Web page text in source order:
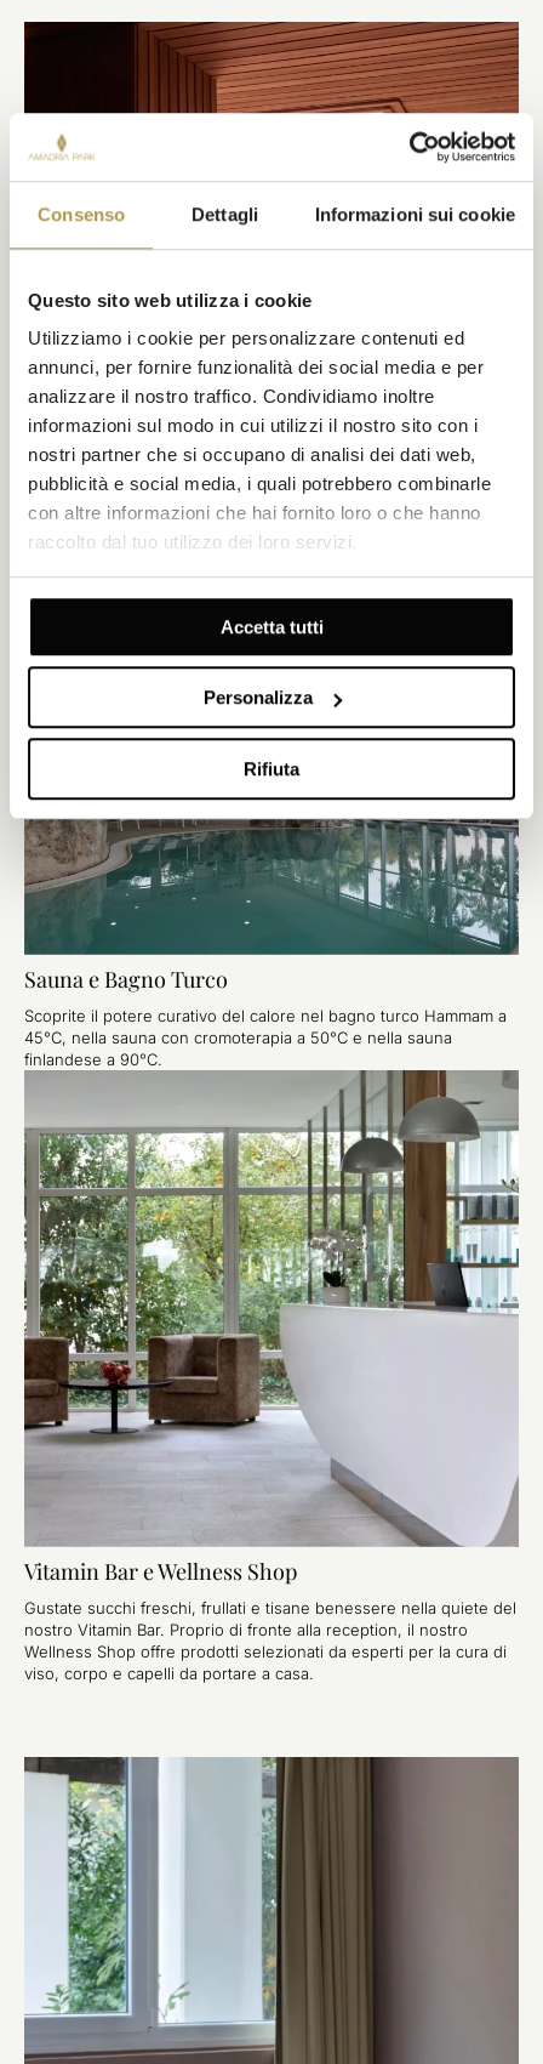
Consenso Dettagli Informazioni sui cookie
Questo sito web utilizza i cookie
Utilizziamo i cookie per personalizzare contenuti ed
annunci, per fornire funzionalità dei social media e per
analizzare il nostro traffico. Condividiamo inoltre
informazioni sul modo in cui utilizzi il nostro sito con i
nostri partner che si occupano di analisi dei dati web,
pubblicità e social media, i quali potrebbero combinarle
con altre informazioni che hai fornito loro o che hanno
raccolto dal tuo utilizzo dei loro servizi.
Accetta tutti
Personalizza
Rifiuta
Complesso di piscine interne riscaldate
fino a 33°C, ideali per l'idroterapia.
Sauna e Bagno Turco
Scoprite il potere curativo del calore nel bagno turco Hammam a
45°C, nella sauna con cromoterapia a 50°C e nella sauna
finlandese a 90°C.
Vitamin Bar e Wellness Shop
Gustate succhi freschi, frullati e tisane benessere nella quiete del
nostro Vitamin Bar. Proprio di fronte alla reception, il nostro
Wellness Shop offre prodotti selezionati da esperti per la cura di
viso, corpo e capelli da portare a casa.